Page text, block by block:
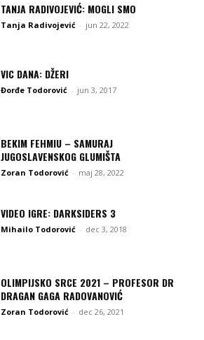
TANJA RADIVOJEVIĆ: MOGLI SMO
Tanja Radivojević - jun 22, 2022
VIC DANA: DŽERI
Đorđe Todorović - jun 3, 2017
BEKIM FEHMIU – SAMURAJ
JUGOSLAVENSKOG GLUMIŠTA
Zoran Todorović - maj 28, 2022
VIDEO IGRE: DARKSIDERS 3
Mihailo Todorović - dec 3, 2018
OLIMPIJSKO SRCE 2021 – PROFESOR DR
DRAGAN GAGA RADOVANOVIĆ
Zoran Todorović - dec 26, 2021